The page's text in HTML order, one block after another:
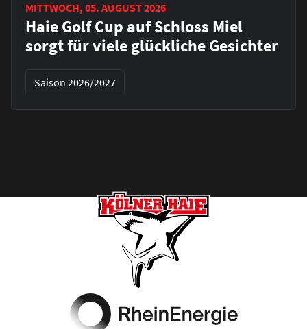
MITTWOCH, 05. AUGUST 2026
Haie Golf Cup auf Schloss Miel
sorgt für viele glückliche Gesichter
Saison 2026/2027